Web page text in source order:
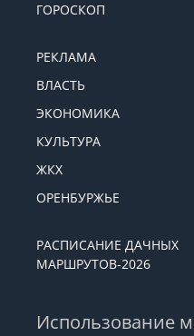
ГОРОСКОП
РЕКЛАМА
ВЛАСТЬ
ЭКОНОМИКА
КУЛЬТУРА
ЖКХ
ОРЕНБУРЖЬЕ
РАСПИСАНИЕ ДАЧНЫХ
МАРШРУТОВ-2026
Использование